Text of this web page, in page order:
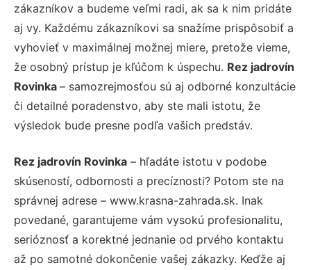
zákazníkov a budeme veľmi radi, ak sa k nim pridáte
aj vy. Každému zákazníkovi sa snažíme prispôsobiť a
vyhovieť v maximálnej možnej miere, pretože vieme,
že osobný prístup je kľúčom k úspechu. Rez jadrovín
Rovinka – samozrejmosťou sú aj odborné konzultácie
či detailné poradenstvo, aby ste mali istotu, že
výsledok bude presne podľa vašich predstáv.
Rez jadrovín Rovinka – hľadáte istotu v podobe
skúseností, odbornosti a precíznosti? Potom ste na
správnej adrese – www.krasna-zahrada.sk. Inak
povedané, garantujeme vám vysokú profesionalitu,
serióznosť a korektné jednanie od prvého kontaktu
až po samotné dokončenie vašej zákazky. Keďže aj